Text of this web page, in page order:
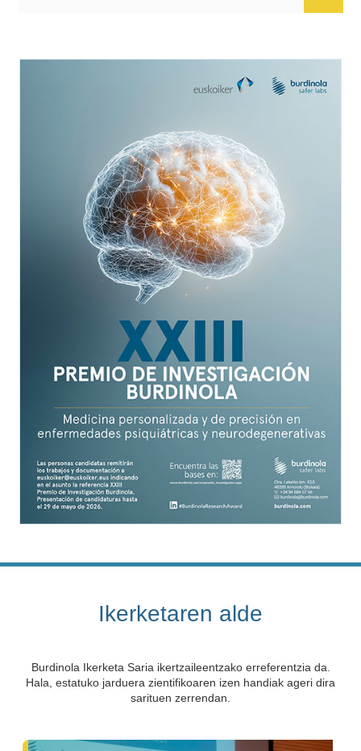
Ikerketaren alde
Burdinola Ikerketa Saria ikertzaileentzako erreferentzia da.
Hala, estatuko jarduera zientifikoaren izen handiak ageri dira
sarituen zerrendan.